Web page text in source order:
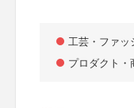
工芸・ファッ
プロダクト・